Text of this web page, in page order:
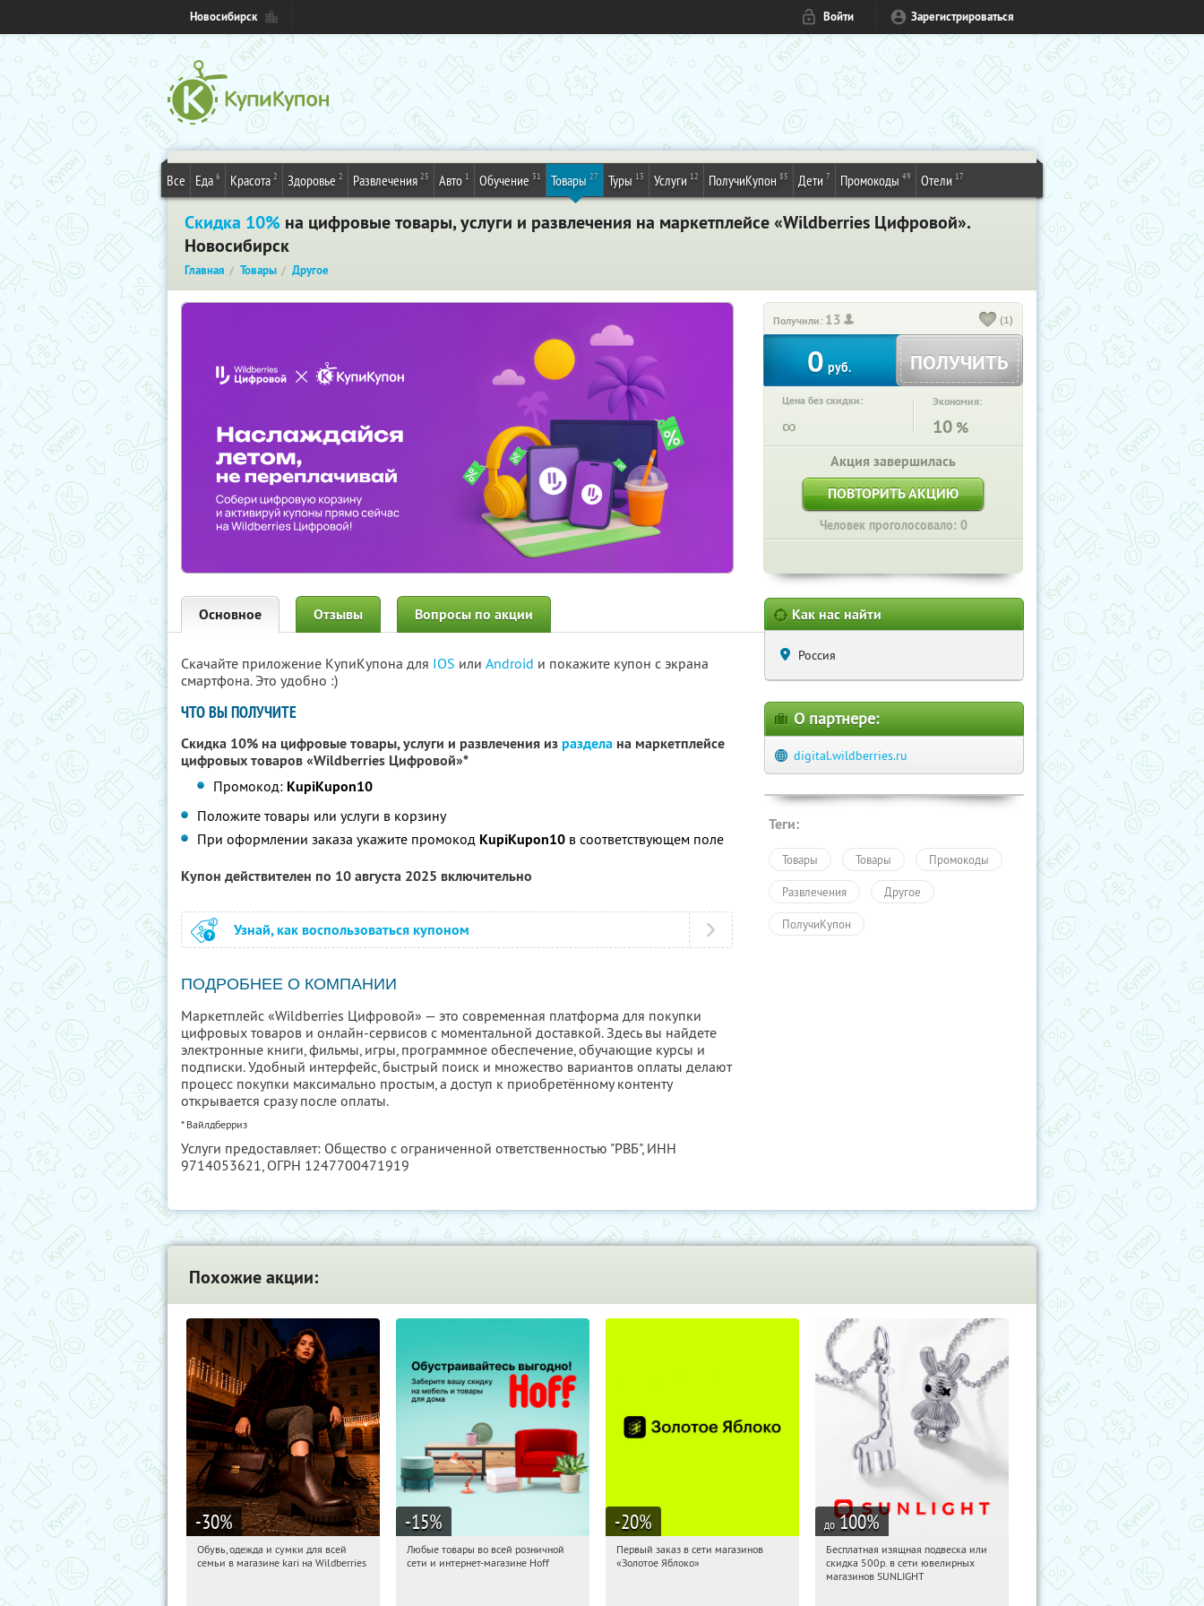
Новосибирск Войти Зарегистрироваться
Все Еда 6 Красота 2 Здоровье 2 Развлечения 25 Авто 1 Обучение 31 Товары 27 Туры 13 Услуги 12 ПолучиКупон 85 Дети 7 Промокоды 49 Отели 17
Скидка 10% на цифровые товары, услуги и развлечения на маркетплейсе «Wildberries Цифровой».
Новосибирск
Главная Товары Другое
Получили: 13 (1)
0 руб. ПОЛУЧИТЬ
Цена без скидки:
∞
Экономия:
10 %
Акция завершилась
ПОВТОРИТЬ АКЦИЮ
Человек проголосовало: 0
Основное Отзывы Вопросы по акции
Скачайте приложение КупиКупона для IOS или Android и покажите купон с экрана
смартфона. Это удобно :)
ЧТО ВЫ ПОЛУЧИТЕ
Скидка 10% на цифровые товары, услуги и развлечения израздела на маркетплейсе
цифровых товаров «Wildberries Цифровой»*
Промокод: KupiKupon10
Положите товары или услуги в корзину
При оформлении заказа укажите промокод KupiKupon10 в соответствующем поле
Купон действителен по 10 августа 2025 включительно
Узнай, как воспользоваться купоном
ПОДРОБНЕЕ О КОМПАНИИ
Маркетплейс «Wildberries Цифровой» — это современная платформа для покупки
цифровых товаров и онлайн-сервисов с моментальной доставкой. Здесь вы найдете
электронные книги, фильмы, игры, программное обеспечение, обучающие курсы и
подписки. Удобный интерфейс, быстрый поиск и множество вариантов оплаты делают
процесс покупки максимально простым, а доступ к приобретённому контенту
открывается сразу после оплаты.
* Вайлдберриз
Услуги предоставляет: Общество с ограниченной ответственностью "РВБ", ИНН
9714053621, ОГРН 1247700471919
Как нас найти
Россия
О партнере:
digital.wildberries.ru
Теги:
Товары Товары Промокоды
Развлечения Другое
ПолучиКупон
Похожие акции:
-30%
20:30:09 Получили:
Обувь, одежда и сумки для всей
семьи в магазине kari на Wildberries
-15%
20:30:09 Получили:
Любые товары во всей розничной
сети и интернет-магазине Hoff
-20%
20:30:09
Получи первым!
Первый заказ в сети магазинов
«Золотое Яблоко»
до 100%
20:30:09 Получили:
Россия
Бесплатная изящная подвеска или
скидка 500р. в сети ювелирных
магазинов SUNLIGHT